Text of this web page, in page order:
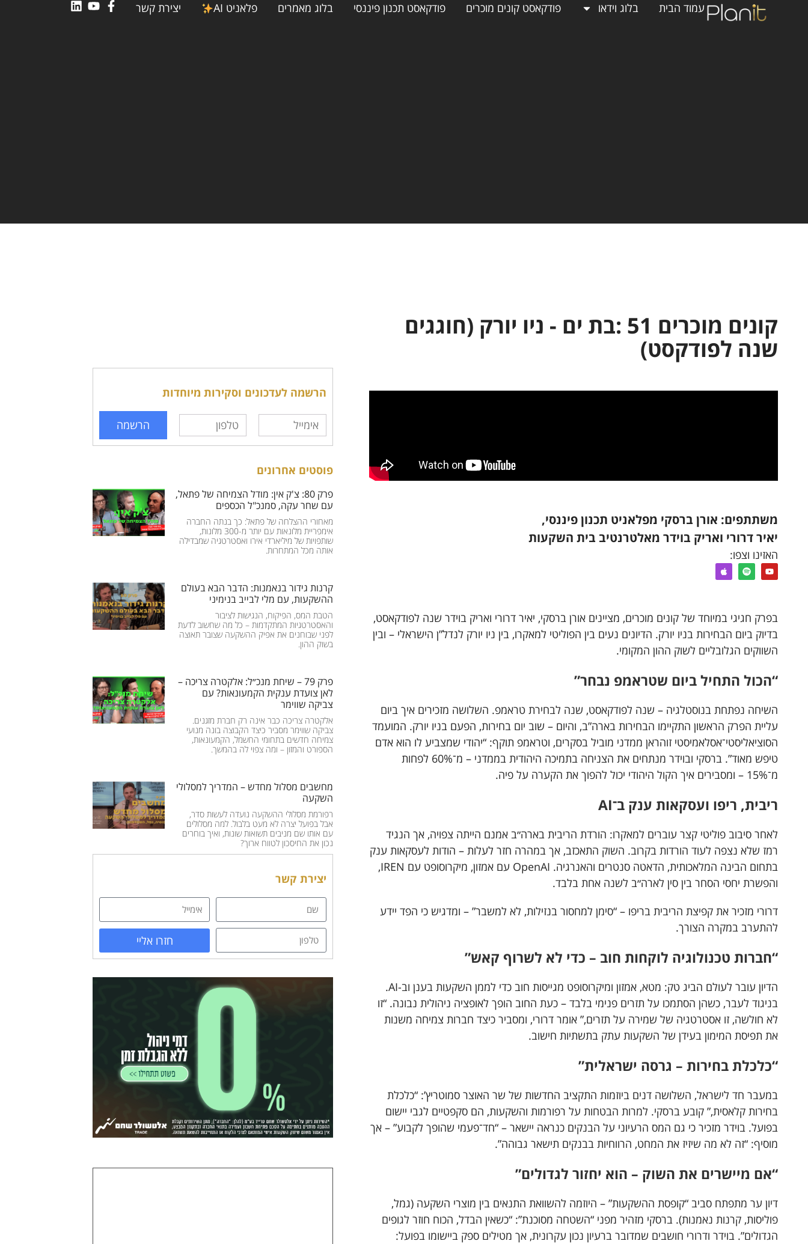
עמוד הבית בלוג וידאו פודקאסט קונים מוכרים פודקאסט תכנון פיננסי בלוג מאמרים פלאניט AI יצירת קשר
קונים מוכרים 51 :בת ים - ניו יורק (חוגגים
שנה לפודקסט)
משתתפים: אורן ברסקי מפלאניט תכנון פיננסי,
יאיר דרורי ואריק בוידר מאלטרנטיב בית השקעות
האזינו וצפו:
בפרק חגיגי במיוחד של קונים מוכרים, מציינים אורן ברסקי, יאיר דרורי ואריק בוידר שנה לפודקאסט,
בדיוק ביום הבחירות בניו יורק. הדיונים נעים בין הפוליטי למאקרו, בין ניו יורק לנדל”ן הישראלי – ובין
השווקים הגלובליים לשוק ההון המקומי.
“הכול התחיל ביום שטראמפ נבחר”
השיחה נפתחת בנוסטלגיה – שנה לפודקאסט, שנה לבחירת טראמפ. השלושה מזכירים איך ביום
עליית הפרק הראשון התקיימו הבחירות בארה”ב, והיום – שוב יום בחירות, הפעם בניו יורק. המועמד
הסוציאליסטי־אסלאמיסטי זוהראן ממדני מוביל בסקרים, וטראמפ תוקף: “יהודי שמצביע לו הוא אדם
טיפש מאוד”. ברסקי ובוידר מנתחים את הצניחה בתמיכה היהודית בממדני – מ־60% לפחות
מ־15% – ומסבירים איך הקול היהודי יכול להפוך את הקערה על פיה.
ריבית, ריפו ועסקאות ענק ב־AI
לאחר סיבוב פוליטי קצר עוברים למאקרו: הורדת הריבית בארה״ב אמנם הייתה צפויה, אך הנגיד
רמז שלא נצפה לעוד הורדות בקרוב. השוק התאכזב, אך במהרה חזר לעלות – הודות לעסקאות ענק
בתחום הבינה המלאכותית, הדאטה סנטרים והאנרגיה. OpenAI עם אמזון, מיקרוסופט עם IREN,
והפשרת יחסי הסחר בין סין לארה״ב לשנה אחת בלבד.
דרורי מזכיר את קפיצת הריבית בריפו – “סימן למחסור בנזילות, לא למשבר” – ומדגיש כי הפד יידע
להתערב במקרה הצורך.
“חברות טכנולוגיה לוקחות חוב – כדי לא לשרוף קאש”
הדיון עובר לעולם הביג טק: מטא, אמזון ומיקרוסופט מגייסות חוב כדי לממן השקעות בענן וב-AI.
בניגוד לעבר, כשהן הסתמכו על תזרים פנימי בלבד – כעת החוב הופך לאופציה ניהולית נבונה. “זו
לא חולשה, זו אסטרטגיה של שמירה על תזרים,” אומר דרורי, ומסביר כיצד חברות צמיחה משנות
את תפיסת המימון בעידן של השקעות עתק בתשתיות חישוב.
“כלכלת בחירות – גרסה ישראלית”
במעבר חד לישראל, השלושה דנים ביוזמות התקציב החדשות של שר האוצר סמוטריץ’: “כלכלת
בחירות קלאסית,” קובע ברסקי. למרות הבטחות על רפורמות והשקעות, הם סקפטיים לגבי יישום
בפועל. בוידר מזכיר כי גם המס הרעיוני על הבנקים כנראה יישאר – “חד־פעמי שהופך לקבוע” – אך
מוסיף: “זה לא מה שיזיז את המחט, הרווחיות בבנקים תישאר גבוהה”.
“אם מיישרים את השוק – הוא יחזור לגדולים”
דיון ער מתפתח סביב “קופסת ההשקעות” – היוזמה להשוואת התנאים בין מוצרי השקעה (גמל,
פוליסות, קרנות נאמנות). ברסקי מזהיר מפני “השטחה מסוכנת”: “כשאין הבדל, הכוח חוזר לגופים
הגדולים”. בוידר ודרורי חושבים שמדובר ברעיון נכון עקרונית, אך מטילים ספק ביישומו בפועל:
הרשמה לעדכונים וסקירות מיוחדות
הרשמה
פוסטים אחרונים
פרק 80: צ'ק אין: מודל הצמיחה של פתאל,
עם שחר עקה, סמנכ"ל הכספים
מאחורי ההצלחה של פתאל: כך בנתה החברה
אימפריית מלונאות עם יותר מ-300 מלונות,
שותפויות של מיליארדי אירו ואסטרטגיה שמבדילה
אותה מכל המתחרות.
קרנות גידור בנאמנות: הדבר הבא בעולם
ההשקעות, עם מלי לבייב בנימיני
הטבת המס, הפיקוח, הנגישות לציבור
והאסטרטגיות המתקדמות – כל מה שחשוב לדעת
לפני שבוחנים את אפיק ההשקעה שצובר תאוצה
בשוק ההון.
פרק 79 – שיחת מנכ״ל: אלקטרה צריכה –
לאן צועדת ענקית הקמעונאות? עם
צביקה שווימר
אלקטרה צריכה כבר אינה רק חברת מזגנים.
צביקה שווימר מסביר כיצד הקבוצה בונה מנועי
צמיחה חדשים בתחומי החשמל, הקמעונאות,
הספורט והמזון – ומה צפוי לה בהמשך.
מחשבים מסלול מחדש – המדריך למסלולי
השקעה
רפורמת מסלולי ההשקעה נועדה לעשות סדר,
אבל בפועל יצרה לא מעט בלבול. למה מסלולים
עם אותו שם מניבים תשואות שונות, ואיך בוחרים
נכון את החיסכון לטווח ארוך?
יצירת קשר
חזרו אליי